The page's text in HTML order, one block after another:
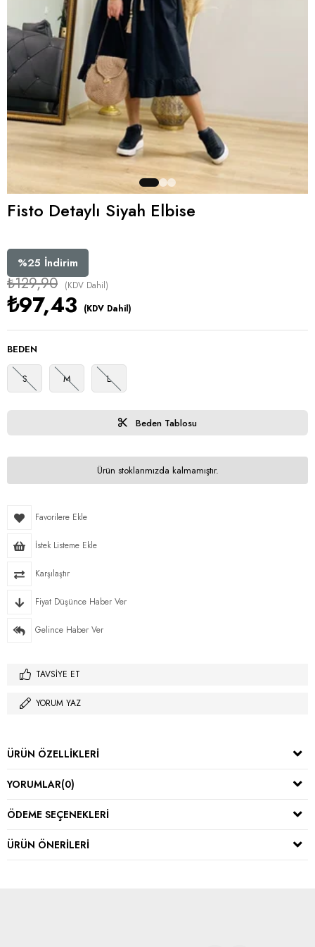
Fisto Detaylı Siyah Elbise
%25 İndirim
₺129,90 (KDV Dahil)
₺97,43 (KDV Dahil)
BEDEN
S M L
Beden Tablosu
Ürün stoklarımızda kalmamıştır.
Favorilere Ekle
İstek Listeme Ekle
Karşılaştır
Fiyat Düşünce Haber Ver
Gelince Haber Ver
TAVSIYE ET
YORUM YAZ
ÜRÜN ÖZELLIKLERI
YORUMLAR(0)
ÖDEME SEÇENEKLERI
ÜRÜN ÖNERILERI